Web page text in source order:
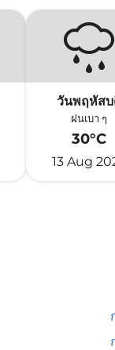
วันพฤหัส
ฝนเบา ๆ
30°C
13 Aug